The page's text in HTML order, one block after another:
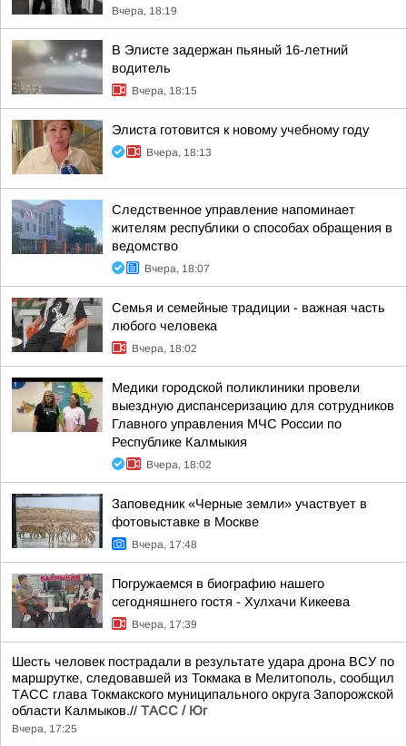
Вчера, 18:19
В Элисте задержан пьяный 16-летний
водитель
Вчера, 18:15
Элиста готовится к новому учебному году
Вчера, 18:13
Следственное управление напоминает
жителям республики о способах обращения в
ведомство
Вчера, 18:07
Семья и семейные традиции - важная часть
любого человека
Вчера, 18:02
Медики городской поликлиники провели
выездную диспансеризацию для сотрудников
Главного управления МЧС России по
Республике Калмыкия
Вчера, 18:02
Заповедник «Черные земли» участвует в
фотовыставке в Москве
Вчера, 17:48
Погружаемся в биографию нашего
сегодняшнего гостя - Хулхачи Кикеева
Вчера, 17:39
Шесть человек пострадали в результате удара дрона ВСУ по
маршрутке, следовавшей из Токмака в Мелитополь, сообщил
ТАСС глава Токмакского муниципального округа Запорожской
области Калмыков.// ТАСС / Юг
Вчера, 17:25